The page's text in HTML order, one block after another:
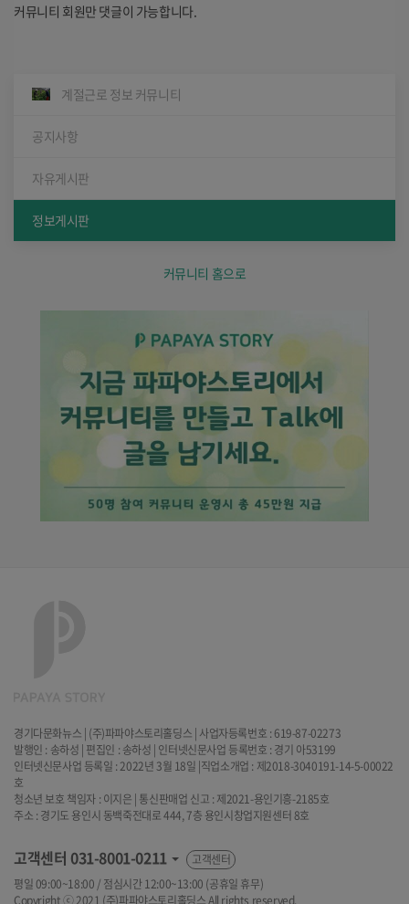
커뮤니티 회원만 댓글이 가능합니다.
계절근로 정보 커뮤니티
공지사항
자유게시판
정보게시판
커뮤니티 홈으로
경기다문화뉴스 | (주)파파야스토리홀딩스 | 사업자등록번호 : 619-87-02273
발행인 : 송하성 | 편집인 : 송하성 | 인터넷신문사업 등록번호 : 경기 아53199
인터넷신문사업 등록일 : 2022년 3월 18일 |직업소개업 : 제2018-3040191-14-5-00022
호
청소년 보호 책임자 : 이지은 | 통신판매업 신고 : 제2021-용인기흥-2185호
주소 : 경기도 용인시 동백죽전대로 444, 7층 용인시창업지원센터 8호
고객센터 031-8001-0211
고객센터
평일 09:00~18:00 / 점심시간 12:00~13:00 (공휴일 휴무)
Copyright ⓒ 2021 (주)파파야스토리홀딩스 All rights reserved.